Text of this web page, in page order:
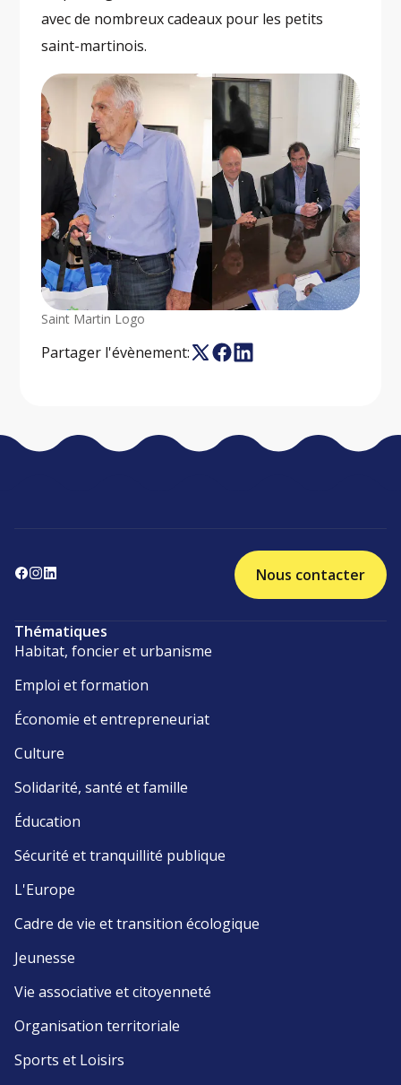
avec de nombreux cadeaux pour les petits
saint-martinois.
Saint Martin Logo
Partager l'évènement:
Nous contacter
Thématiques
Habitat, foncier et urbanisme
Emploi et formation
Économie et entrepreneuriat
Culture
Solidarité, santé et famille
Éducation
Sécurité et tranquillité publique
L'Europe
Cadre de vie et transition écologique
Jeunesse
Vie associative et citoyenneté
Organisation territoriale
Sports et Loisirs